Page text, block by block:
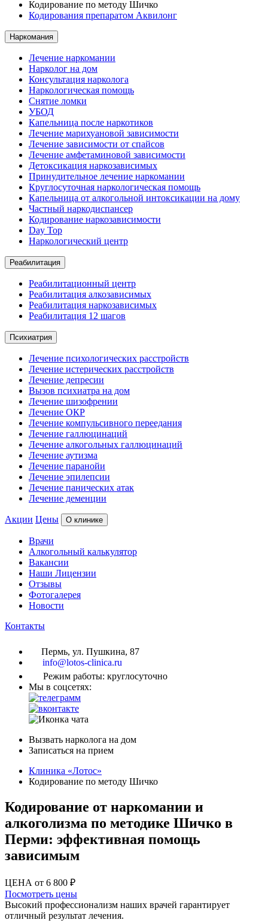
Кодирование по методу Шичко
Кодирования препаратом Аквилонг
Наркомания
Лечение наркомании
Нарколог на дом
Консультация нарколога
Наркологическая помощь
Снятие ломки
УБОД
Капельница после наркотиков
Лечение марихуановой зависимости
Лечение зависимости от спайсов
Лечение амфетаминовой зависимости
Детоксикация наркозависимых
Принудительное лечение наркомании
Круглосуточная наркологическая помощь
Капельница от алкогольной интоксикации на дому
Частный наркодиспансер
Кодирование наркозависимости
Day Top
Наркологический центр
Реабилитация
Реабилитационный центр
Реабилитация алкозависимых
Реабилитация наркозависимых
Реабилитация 12 шагов
Психиатрия
Лечение психологических расстройств
Лечение истерических расстройств
Лечение депресии
Вызов психиатра на дом
Лечение шизофрении
Лечение ОКР
Лечение компульсивного переедания
Лечение галлюцинаций
Лечение алкогольных галлюцинаций
Лечение аутизма
Лечение паранойи
Лечение эпилепсии
Лечение панических атак
Лечение деменции
Акции Цены О клинике
Врачи
Алкогольный калькулятор
Вакансии
Наши Лицензии
Отзывы
Фотогалерея
Новости
Контакты
Пермь, ул. Пушкина, 87
info@lotos-clinica.ru
Режим работы: круглосуточно
Мы в соцсетях:
Вызвать нарколога на дом
Записаться на прием
Клиника «Лотос»
Кодирование по методу Шичко
Кодирование от наркомании и
алкоголизма по методике Шичко в
Перми: эффективная помощь
зависимым
ЦЕНА от 6 800 ₽
Посмотреть цены
Высокий профессионализм наших врачей гарантирует
отличный результат лечения.